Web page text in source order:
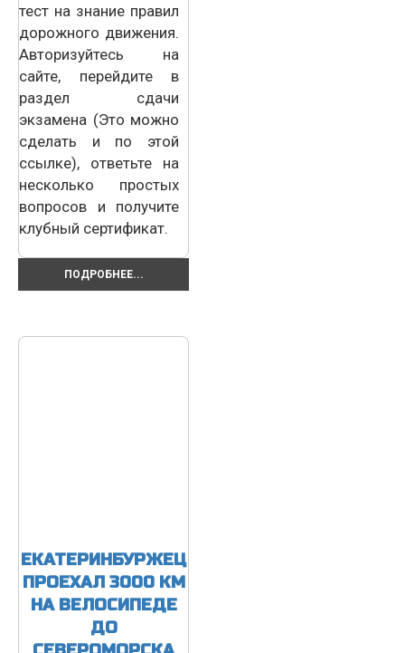
тест на знание правил
дорожного движения.
Авторизуйтесь на
сайте, перейдите в
раздел сдачи
экзамена (Это можно
сделать и по этой
ссылке), ответьте на
несколько простых
вопросов и получите
клубный сертификат.
ПОДРОБНЕЕ...
ЕКАТЕРИНБУРЖЕЦ
ПРОЕХАЛ 3000 КМ
НА ВЕЛОСИПЕДЕ
ДО